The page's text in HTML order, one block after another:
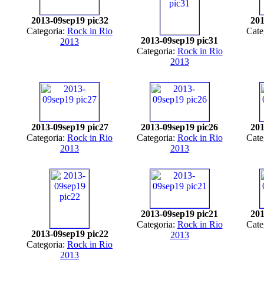
2013-09sep19 pic32
Categoria: Rock in Rio
2013
2013-09sep19 pic31
Categoria: Rock in Rio
2013
2013-09sep19 pic27
Categoria: Rock in Rio
2013
2013-09sep19 pic26
Categoria: Rock in Rio
2013
2013-09sep19 pic22
Categoria: Rock in Rio
2013
2013-09sep19 pic21
Categoria: Rock in Rio
2013